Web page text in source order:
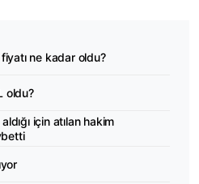
ne kadar oldu?
oldu?
için atılan hakim